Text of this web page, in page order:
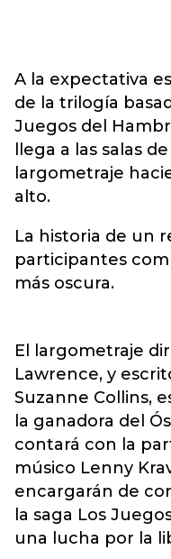
A la expectativa
de la trilogía
Juegos del
llega a las salas
largometraje
alto.
La historia de un
participantes
más oscura.
El largometraje
Lawrence, y
Suzanne Collins,
la ganadora del
contará con la
músico Lenny
encargarán de
la saga Los
una lucha por la